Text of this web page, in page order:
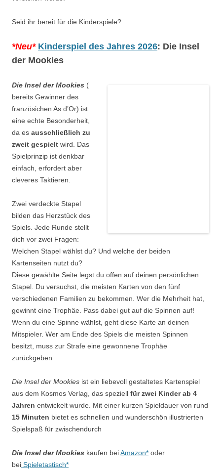
Seid ihr bereit für die Kinderspiele?
*Neu* Kinderspiel des Jahres 2026: Die Insel
der Mookies
Die Insel der Mookies (
bereits Gewinner des
französichen As d’Or) ist
eine echte Besonderheit,
da es ausschließlich zu
zweit gespielt wird. Das
Spielprinzip ist denkbar
einfach, erfordert aber
cleveres Taktieren.
Zwei verdeckte Stapel
bilden das Herzstück des
Spiels. Jede Runde stellt
dich vor zwei Fragen:
Welchen Stapel wählst du? Und welche der beiden
Kartenseiten nutzt du?
Diese gewählte Seite legst du offen auf deinen persönlichen
Stapel. Du versuchst, die meisten Karten von den fünf
verschiedenen Familien zu bekommen. Wer die Mehrheit hat,
gewinnt eine Trophäe. Pass dabei gut auf die Spinnen auf!
Wenn du eine Spinne wählst, geht diese Karte an deinen
Mitspieler. Wer am Ende des Spiels die meisten Spinnen
besitzt, muss zur Strafe eine gewonnene Trophäe
zurückgeben
Die Insel der Mookies ist ein liebevoll gestaltetes Kartenspiel
aus dem Kosmos Verlag, das speziell für zwei Kinder ab 4
Jahren entwickelt wurde. Mit einer kurzen Spieldauer von rund
15 Minuten bietet es schnellen und wunderschön illustrierten
Spielspaß für zwischendurch
Die Insel der Mookies kaufen beiAmazon* oder
bei Spieletastisch*